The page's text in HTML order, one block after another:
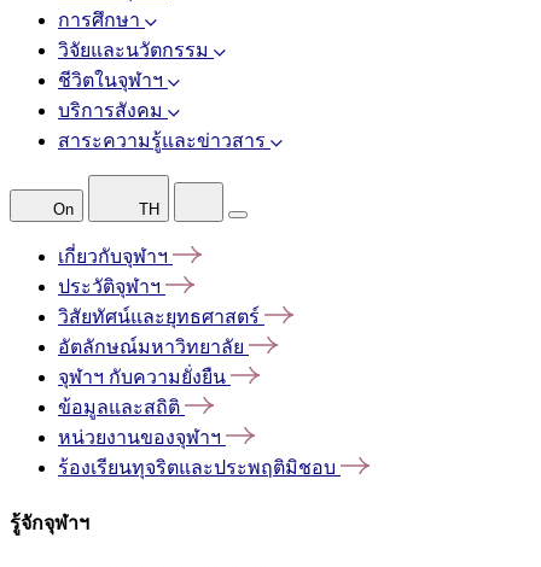
การศึกษา
วิจัยและนวัตกรรม
ชีวิตในจุฬาฯ
บริการสังคม
สาระความรู้และข่าวสาร
On TH
เกี่ยวกับจุฬาฯ
ประวัติจุฬาฯ
วิสัยทัศน์และยุทธศาสตร์
อัตลักษณ์มหาวิทยาลัย
จุฬาฯ กับความยั่งยืน
ข้อมูลและสถิติ
หน่วยงานของจุฬาฯ
ร้องเรียนทุจริตและประพฤติมิชอบ
รู้จักจุฬาฯ